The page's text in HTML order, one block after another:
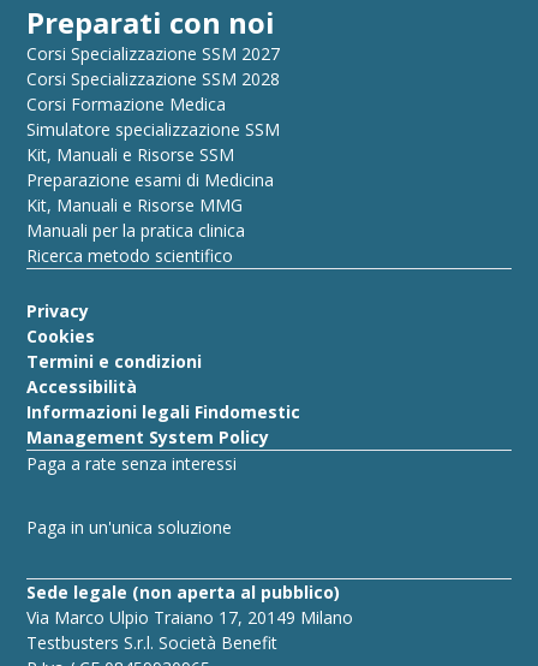
Preparati con noi
Corsi Specializzazione SSM 2027
Corsi Specializzazione SSM 2028
Corsi Formazione Medica
Simulatore specializzazione SSM
Kit, Manuali e Risorse SSM
Preparazione esami di Medicina
Kit, Manuali e Risorse MMG
Manuali per la pratica clinica
Ricerca metodo scientifico
Privacy
Cookies
Termini e condizioni
Accessibilità
Informazioni legali Findomestic
Management System Policy
Paga a rate senza interessi
Paga in un'unica soluzione
Sede legale (non aperta al pubblico)
Via Marco Ulpio Traiano 17, 20149 Milano
Testbusters S.r.l. Società Benefit